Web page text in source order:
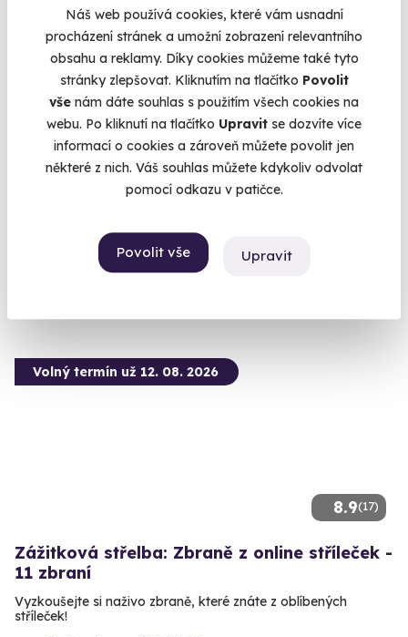
Náš web používá cookies, které vám usnadní
procházení stránek a umožní zobrazení relevantního
obsahu a reklamy. Díky cookies můžeme také tyto
stránky zlepšovat. Kliknutím na tlačítko Povolit
vše nám dáte souhlas s použitím všech cookies na
webu. Po kliknutí na tlačítko Upravit se dozvíte více
informací o cookies a zároveň můžete povolit jen
některé z nich. Váš souhlas můžete kdykoliv odvolat
pomocí odkazu v patičce.
Povolit vše Upravit
9.4
Zážitková střelba: Speciální jednotky - 10
zbraní
Vystřílejte 80 nábojů jako člen elitní jednotky URNA.
(+ 28 dalších lokalit)
8.9(17)
Volný termín už 12. 08. 2026
Zážitková střelba: Zbraně z online stříleček -
11 zbraní
Vyzkoušejte si naživo zbraně, které znáte z oblíbených
stříleček!